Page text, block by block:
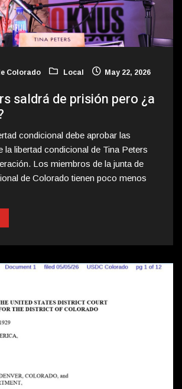
Colorado Local May 22, 2026
saldrá de prisión pero ¿a
condicional debe aprobar las
la libertad condicional de Tina Peters
Los miembros de la junta de
de Colorado tienen poco menos